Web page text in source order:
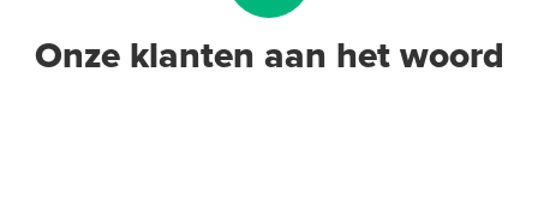
Onze klanten aan het woord